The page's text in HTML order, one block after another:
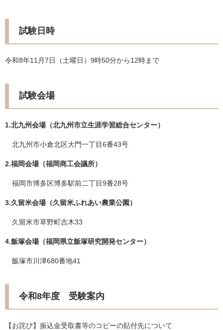
試験日時
令和8年11月7日（土曜日）9時50分から12時まで
試験会場
1.北九州会場（北九州市立生涯学習総合センター）
北九州市小倉北区大門一丁目6番43号
2.福岡会場（福岡商工会議所）
福岡市博多区博多駅前二丁目9番28号
3.久留米会場（久留米ふれあい農業公園）
久留米市草野町吉木33
4.飯塚会場（福岡県立飯塚研究開発センター）
飯塚市川津680番地41
令和8年度 受験案内
【お詫び】振込金受取書等のコピーの貼付先について